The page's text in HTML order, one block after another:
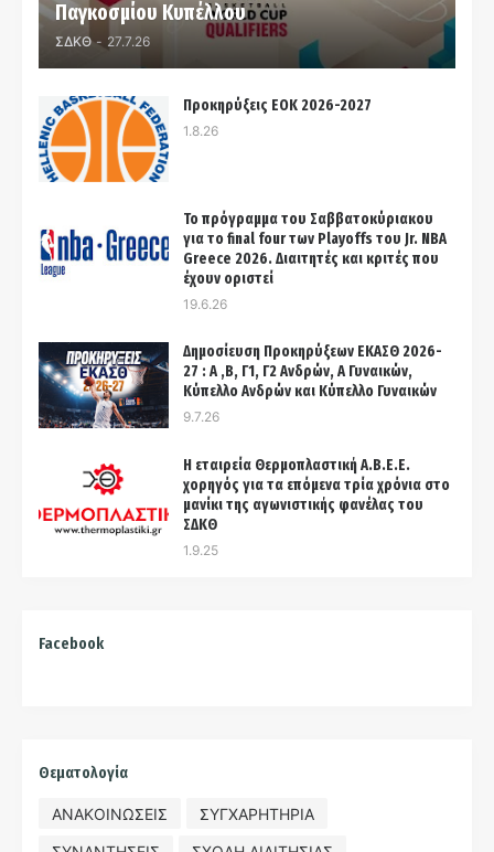
Παγκοσμίου Κυπέλλου
ΣΔΚΘ - 27.7.26
Προκηρύξεις ΕΟΚ 2026-2027
1.8.26
Το πρόγραμμα του Σαββατοκύριακου
για το final four των Playoffs του Jr. NBA
Greece 2026. Διαιτητές και κριτές που
έχουν οριστεί
19.6.26
Δημοσίευση Προκηρύξεων ΕΚΑΣΘ 2026-
27 : Α ,Β, Γ1, Γ2 Ανδρών, Α Γυναικών,
Κύπελλο Ανδρών και Κύπελλο Γυναικών
9.7.26
Η εταιρεία Θερμοπλαστική Α.Β.Ε.Ε.
χορηγός για τα επόμενα τρία χρόνια στo
μανίκι της αγωνιστικής φανέλας του
ΣΔΚΘ
1.9.25
Facebook
Θεματολογία
ΑΝΑΚΟΙΝΩΣΕΙΣ
ΣΥΓΧΑΡΗΤΗΡΙΑ